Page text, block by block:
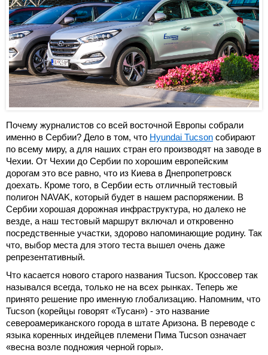
Почему журналистов со всей восточной Европы собрали
именно в Сербии? Дело в том, что Hyundai Tucson собирают
по всему миру, а для наших стран его производят на заводе в
Чехии. От Чехии до Сербии по хорошим европейским
дорогам это все равно, что из Киева в Днепропетровск
доехать. Кроме того, в Сербии есть отличный тестовый
полигон NAVAK, который будет в нашем распоряжении. В
Сербии хорошая дорожная инфраструктура, но далеко не
везде, а наш тестовый маршрут включал и откровенно
посредственные участки, здорово напоминающие родину. Так
что, выбор места для этого теста вышел очень даже
репрезентативный.
Что касается нового старого названия Tucson. Кроссовер так
назывался всегда, только не на всех рынках. Теперь же
принято решение про именную глобализацию. Напомним, что
Tucson (корейцы говорят «Тусан») - это название
североамериканского города в штате Аризона. В переводе с
языка коренных индейцев племени Пима Tucson означает
«весна возле подножия черной горы».